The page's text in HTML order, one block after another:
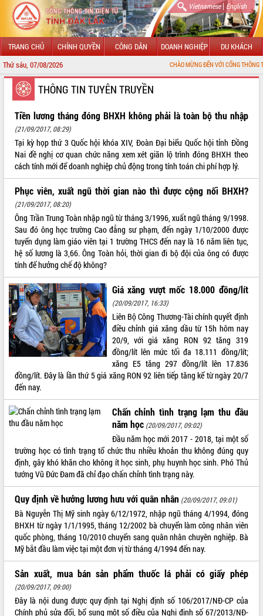
Vietnamese| English
TRANG CHỦ CHÍNH QUYỀN CÔNG DÂN DOANH NGHIỆP DU KHÁCH
Thứ sáu, 07/08/2026 CHÀO MỪNG ĐẾN VỚI CỔNG THÔNG TIN ĐIỆN TỬ
GIỚI THIỆU
LÃNH ĐẠO UBND TỈNH
TIN TỨC SỰ KIỆN
SỞ, BAN, NGÀNH
THÔNG TIN CHỈ ĐẠO ĐIỀU HÀNH
HỆ THỐNG VĂN BẢN
VĂN BẢN HĐND TỈNH
ĐIỂM TIN VĂN BẢN
QUY HOẠCH - KẾ HOẠCH
VIDEO
Không có file video nào để phát.
ALBUM ẢNH
THÔNG TIN TUYÊN TRUYỀN
Tiền lương tháng đóng BHXH không phải là toàn bộ thu nhập
(21/09/2017, 08:29)
Tại kỳ họp thứ 3 Quốc hội khóa XIV, Đoàn Đại biểu Quốc hội tỉnh Đồng
Nai đề nghị cơ quan chức năng xem xét giãn lộ trình đóng BHXH theo
cách tính mới để doanh nghiệp chủ động trong tính toán chi phí hợp lý.
Phục viên, xuất ngũ thời gian nào thì được cộng nối BHXH?
(21/09/2017, 08:20)
Ông Trần Trung Toàn nhập ngũ từ tháng 3/1996, xuất ngũ tháng 9/1998.
Sau đó ông học trường Cao đẳng sư phạm, đến ngày 1/10/2000 được
tuyển dụng làm giáo viên tại 1 trường THCS đến nay là 16 năm liên tục,
hệ số lương là 3,66. Ông Toàn hỏi, thời gian đi bộ đội của ông có được
tính để hưởng chế độ không?
Giá xăng vượt mốc 18.000 đồng/lít
(20/09/2017, 16:33)
Liên Bộ Công Thương-Tài chính quyết định
điều chỉnh giá xăng dầu từ 15h hôm nay
20/9, với giá xăng RON 92 tăng 319
đồng/lít lên mức tối đa 18.111 đồng/lít;
xăng E5 tăng 297 đồng/lít lên 17.836
đồng/lít. Đây là lần thứ 5 giá xăng RON 92 liên tiếp tăng kể từ ngày 20/7
đến nay.
Chấn chỉnh tình trạng lạm thu đầu
năm học (20/09/2017, 09:02)
Đầu năm học mới 2017 - 2018, tại một số
trường học có tình trạng tổ chức thu nhiều khoản thu không đúng quy
định, gây khó khăn cho không ít học sinh, phụ huynh học sinh. Phó Thủ
tướng Vũ Đức Đam đã chỉ đạo chấn chỉnh tình trạng này.
Quy định về hưởng lương hưu với quân nhân (20/09/2017, 09:01)
Bà Nguyễn Thị Mỹ sinh ngày 6/12/1972, nhập ngũ tháng 4/1994, đóng
BHXH từ ngày 1/1/1995, tháng 12/2002 bà chuyển làm công nhân viên
quốc phòng, tháng 10/2010 chuyển sang quân nhân chuyên nghiệp. Bà
Mỹ bắt đầu làm việc tại một đơn vị từ tháng 4/1994 đến nay.
Sản xuất, mua bán sản phẩm thuốc lá phải có giấy phép
(20/09/2017, 09:00)
Đây là nội dung được quy định tại Nghị định số 106/2017/NĐ-CP của
Chính phủ sửa đổi, bổ sung một số điều của Nghị định số 67/2013/NĐ-